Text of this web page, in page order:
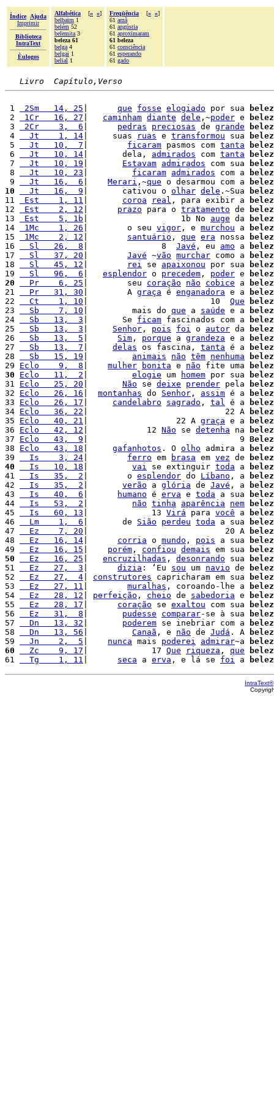
Índice
Ajuda
Imprimir
Biblioteca
IntraText
Èulogos
Alfabética [« »]
belbaim 1
belém 52
belemita 3
beleza 61
belga 4
belgai 1
belial 1
Freqüência [« »]
61 amã
61 angústia
61 aproximaram
61 beleza
61 consciência
61 esperando
61 gado
Livro  Capítulo,Verso
1 2Sm   14, 25 que fosse elogiado por sua
2
1Cr   16, 27 caminham diante dele ,~poder e
3
2Cr    3,  6 pedras preciosas de grande
4
  Jt    1, 14
|     suas ruas e transformou sua
5
  Jt   10,  7
ficaram pasmos com tanta
6
  Jt   10, 14
|       dela, admirados com tanta
7
  Jt   10, 19
Estavam admirados com sua
8
  Jt   10, 23
ficaram admirados com a
9
  Jt   16,  6
Merari ,~que o desarmou com a
10
  Jt   16,  9
|       cativou o olhar dele .~Sua
11
Est    1, 11 coroa real , para exibir a
12
Est    2, 12 prazo para o tratamento de
13
Est    5, 1b |                   1b No auge da
14
1Mc    1, 26 |        o seu vigor , e murchou a
15
1Mc    2, 12 santuário , que era nossa
16
  Sl   26,  8
|               8 Javé , eu amo a
17
  Sl   37, 20
Javé ~vão murchar como a
18
  Sl   45, 12
rei se apaixonou por sua
19
  Sl   96,  6
esplendor o precedem , poder e
20
  Pr    6, 25
|        seu coração não cobice a
21
  Pr   31, 30
|        A graça é enganadora e a
22
  Ct    1, 10
|                         10 Que
23
  Sb    7, 10
|         mais do que a saúde e a
24
  Sb   13,  3
|       Se ficam fascinados com a
25
  Sb   13,  3
Senhor , pois foi o autor da
26
  Sb   13,  5
Sim , porque a grandeza e a
27
  Sb   13,  7
delas os fascina, tanta é a
28
  Sb   15, 19
animais não têm nenhuma
29 Eclo    9,  8 mulher bonita e não fite uma
30
Eclo   11,  2 elogie um homem por sua
31 Eclo   25, 20 Não se deixe prender pela
32 Eclo   26, 16 montanhas do Senhor , assim é a
33 Eclo   26, 17 candelabro sagrado , tal é a
34 Eclo   36, 22 |                            22 A
35 Eclo   40, 21 |                  22 A graça e a
36 Eclo   42, 12 |            12 Não se detenha na
37 Eclo   43,  9 |                               9
38 Eclo   43, 18 gafanhotos . O olho admira a
39
  Is    3, 24
ferro em brasa em vez de
40
  Is   10, 18
vai se extinguir toda a
41
  Is   35,  2
|        o esplendor do Líbano , a
42
  Is   35,  2
verão a glória de Javé , a
43
  Is   40,  6
humano é erva e toda a sua
44
  Is   53,  2
não tinha aparência nem
45
  Is   60, 13
|             13 Virá para você a
46
  Lm    1,  6
|       de Sião perdeu toda a sua
47
  Ez    7, 20
|                            20 A
48
  Ez   16, 14
corria o mundo , pois a sua
49
  Ez   16, 15
porém , confiou demais em sua
50
  Ez   16, 25
encruzilhadas , desonrando sua
51
  Ez   27,  3
dizia : ‘Eu sou um navio de
52
  Ez   27,  4
construtores capricharam em sua
53
  Ez   27, 11
muralhas , coroando-lhe a
54
  Ez   28, 12
perfeição , cheio de sabedoria e
55
  Ez   28, 17
coração se exaltou com sua
56
  Ez   31,  8
pudesse comparar-se à sua
57
  Dn   13, 32
poderem se inebriar com a
58
  Dn   13, 56
Canaã , e não de Judá . A
59
  Jn    2,  5
nunca mais poderei admirar~a
60
  Zc    9, 17
|             17 Que riqueza , que
61
  Tg    1, 11
seca a erva , e lá se foi a
IntraText®